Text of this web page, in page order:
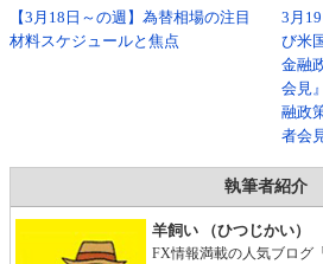
【3月18日～の週】為替相場の注目
材料スケジュールと焦点
3月
び米
金融
会見
融政
者会
執筆者紹介
羊飼い （ひつじかい）
FX情報満載の人気ブログ